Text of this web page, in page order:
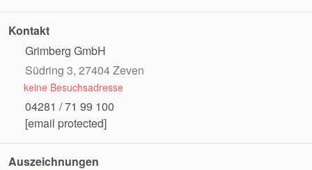
Kontakt
Grimberg GmbH
Südring 3, 27404 Zeven
keine Besuchsadresse
04281 / 71 99 100
[email protected]
Auszeichnungen